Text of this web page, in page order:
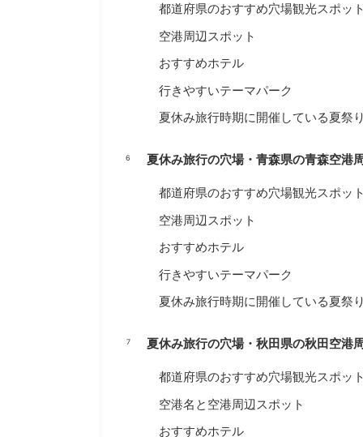
都道府県のおすすめ穴場観光スポット
空港周辺スポット
おすすめホテル
行きやすいテーマパーク
夏休み旅行時期に開催している夏祭り
夏休み旅行の穴場・青森県の青森空港
都道府県のおすすめ穴場観光スポット
空港周辺スポット
おすすめホテル
行きやすいテーマパーク
夏休み旅行時期に開催している夏祭り
夏休み旅行の穴場・秋田県の秋田空港
都道府県のおすすめ穴場観光スポット
空港名と空港周辺スポット
おすすめホテル